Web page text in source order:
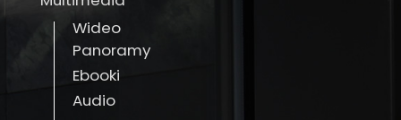
Wideo
Panoramy
Ebooki
Audio